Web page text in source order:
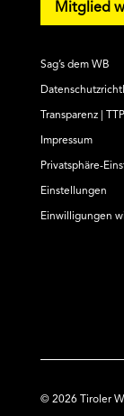
Mitglied
Sag’s dem WB
Transparenz |
Impressum
Privatsphäre-
Einstellungen
Einwilligungen
© 2026 Tiroler